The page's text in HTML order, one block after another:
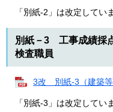
「別紙-2」は改定してい
別紙－3 工事成績採
検査職員
3改 別紙-3（建築等
「別紙-3」は改定してい